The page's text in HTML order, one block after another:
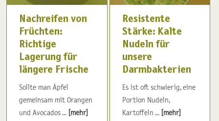
Nachreifen von
Früchten:
Richtige
Lagerung für
längere Frische
Sollte man Äpfel
gemeinsam mit Orangen
und Avocados ... [mehr]
Resistente
Stärke: Kalte
Nudeln für
unsere
Darmbakterien
Es ist oft schwierig, eine
Portion Nudeln,
Kartoffeln ... [mehr]